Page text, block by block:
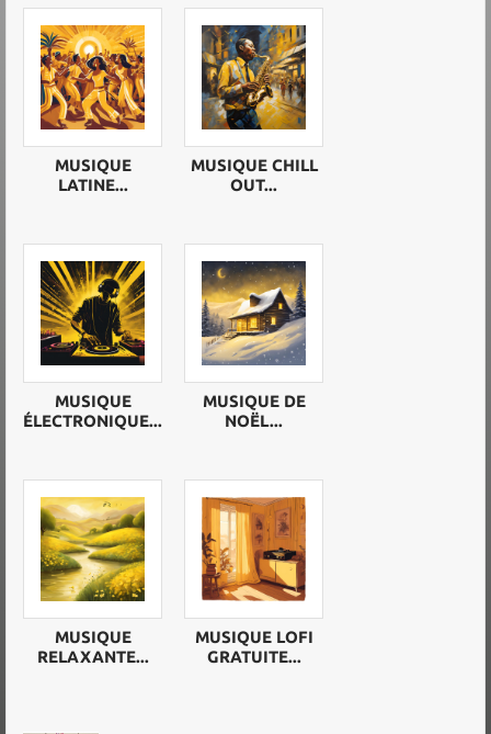
MUSIQUE
LATINE...
MUSIQUE CHILL
OUT...
MUSIQUE
ÉLECTRONIQUE...
MUSIQUE DE
NOËL...
MUSIQUE
RELAXANTE...
MUSIQUE LOFI
GRATUITE...